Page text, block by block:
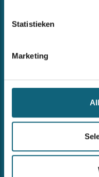
Statistieken
Marketing
Forma ondersteunt u in
van uw
informatieveiligheid.